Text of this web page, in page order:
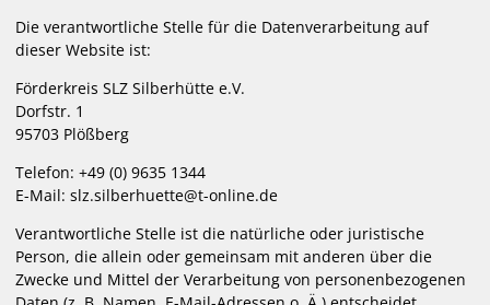
Die verantwortliche Stelle für die Datenverarbeitung auf
dieser Website ist:
Förderkreis SLZ Silberhütte e.V.
Dorfstr. 1
95703 Plößberg
Telefon: +49 (0) 9635 1344
E-Mail: slz.silberhuette@t-online.de
Verantwortliche Stelle ist die natürliche oder juristische
Person, die allein oder gemeinsam mit anderen über die
Zwecke und Mittel der Verarbeitung von personenbezogenen